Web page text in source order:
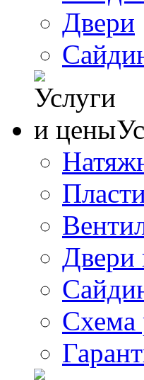
Двери
Двери
Схема